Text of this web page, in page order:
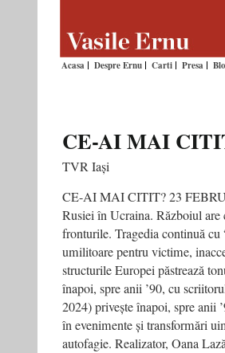
Acasa Despre Ernu Carti Presa
CE-AI MAI
TVR Iași
CE-AI MAI CITIT? 23
Rusiei în Ucraina. Războiul are
fronturile. Tragedia continuă
umilitoare pentru victime,
structurile Europei păstrează
înapoi, spre anii ’90, cu
2024) privește înapoi, spre anii
în evenimente și transformări
autofagie. Realizator, Oana